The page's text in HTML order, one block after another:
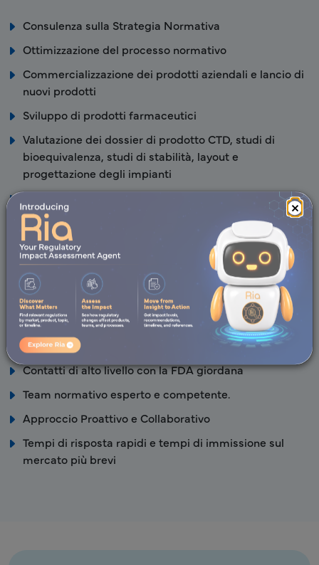
×
Consulenza sulla Strategia Normativa
Ottimizzazione del processo normativo
Commercializzazione dei prodotti aziendali e lancio di
nuovi prodotti
Sviluppo di prodotti farmaceutici
Valutazione dei dossier di prodotto CTD, studi di
bioequivalenza, studi di stabilità, layout e
progettazione degli impianti
Analisi delle lacune del QMS
Implementazione GMP
Supporto nella preparazione di protocolli di qualifica
per strumenti/macchine/utenze
Rappresentanza autorizzata locale
Vantaggi Freyr
Contatti di alto livello con la FDA giordana
Team normativo esperto e competente.
Approccio Proattivo e Collaborativo
Tempi di risposta rapidi e tempi di immissione sul
mercato più brevi